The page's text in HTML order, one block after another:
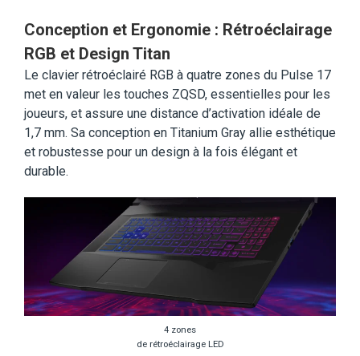
Conception et Ergonomie : Rétroéclairage
RGB et Design Titan
Le clavier rétroéclairé RGB à quatre zones du Pulse 17
met en valeur les touches ZQSD, essentielles pour les
joueurs, et assure une distance d’activation idéale de
1,7 mm. Sa conception en Titanium Gray allie esthétique
et robustesse pour un design à la fois élégant et
durable.
4 zones
de rétroéclairage LED